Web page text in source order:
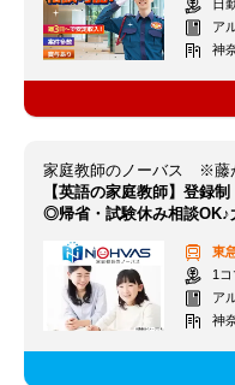
日勤
ア
神
家庭教師のノーバス ※藤
【英語の家庭教師】登録
◎帰省・試験休み相談OK♪
東
1コ
ア
神